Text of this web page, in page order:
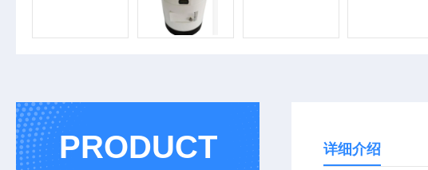
PRODUCT 详细介绍